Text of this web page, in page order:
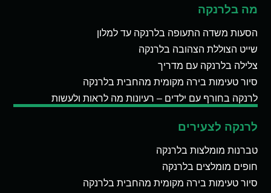
מה בלרנקה
הסעות משדה התעופה בלרנקה עד למלון
שייט הצוללת הצהובה בלרנקה
צלילה בלרנקה עם מדריך
סיור טעימות בירה מקומית מהחבית בלרנקה
לרנקה בחורף עם ילדים – רעיונות מה לראות ולעשות
לרנקה לצעירים
טברנות מומלצות בלרנקה
חופים מומלצים בלרנקה
סיור טעימות בירה מקומית מהחבית בלרנקה